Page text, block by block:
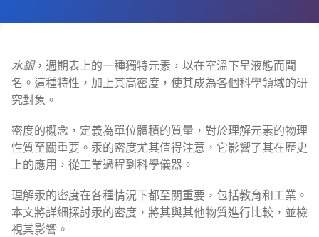
水銀，週期表上的一種獨特元素，以在室溫下呈液態而聞
名。這種特性，加上其高密度，使其成為各個科學領域的研
究對象。
密度的概念，定義為單位體積的質量，對於理解元素的物理
性質至關重要。汞的密度尤其值得注意，它影響了其在歷史
上的應用，從工業過程到科學儀器。
理解汞的密度在各種情況下都至關重要，包括教育和工業。
本文將詳細探討汞的密度，將其與其他物質進行比較，並檢
視其影響。